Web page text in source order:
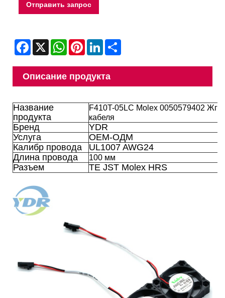
Отправить запрос
Facebook
X WhatsAppPinterestLinkedIn
Описание продукта
Название
продукта
F410T-05LC Molex 0050579402
кабеля
Бренд
YDR
Услуга
OEM-ОДМ
Калибр провода
UL1007 AWG24
Длина провода
100 мм
Разъем TE JST Molex HRS